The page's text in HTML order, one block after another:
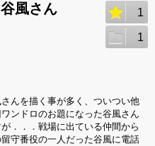
風さん 1
1
んを描く事が多く、ついつい他
ンドロのお題になった谷風さん
．．．戦場に出ている仲間から
守番役の一人だった谷風に電話